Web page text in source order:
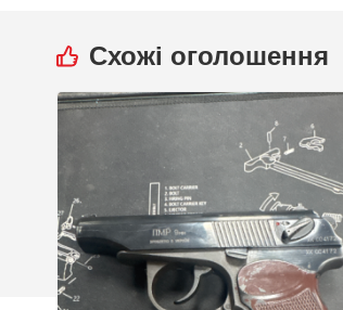
Схожі оголошення